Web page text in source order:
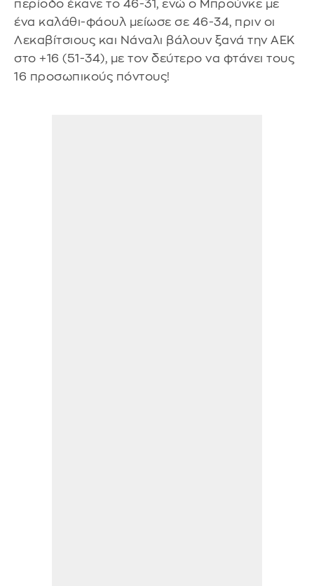
περίοδο έκανε το 46-31, ενώ ο Μπρούνκε με
ένα καλάθι-φάουλ μείωσε σε 46-34, πριν οι
Λεκαβίτσιους και Νάναλι βάλουν ξανά την ΑΕΚ
στο +16 (51-34), με τον δεύτερο να φτάνει τους
16 προσωπικούς πόντους!